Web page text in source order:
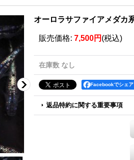
オーロラサファイアメダカ
販売価格: 7,500円 (税込)
在庫数 なし
Facebookでシェア
返品特約に関する重要事項